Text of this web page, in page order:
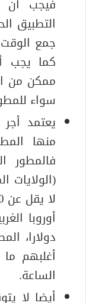
فيجب أن
التطبيق
جمع الوقت
كما يجب
ممكن من
سواء
يعتمد
منها
فالمطور
(الولايات
دولارا،
الساعة.
أيضا لا